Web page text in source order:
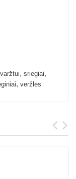
varžtui, sriegiai,
, veržlės